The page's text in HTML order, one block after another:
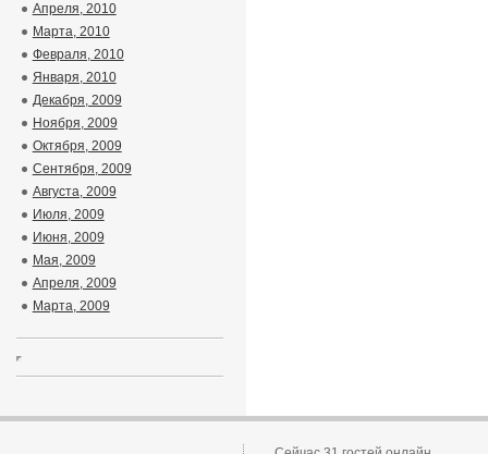
Апреля, 2010
Марта, 2010
Февраля, 2010
Января, 2010
Декабря, 2009
Ноября, 2009
Октября, 2009
Сентября, 2009
Августа, 2009
Июля, 2009
Июня, 2009
Мая, 2009
Апреля, 2009
Марта, 2009